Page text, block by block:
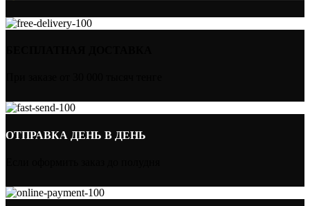
ОТПРАВКА ДЕНЬ В ДЕНЬ